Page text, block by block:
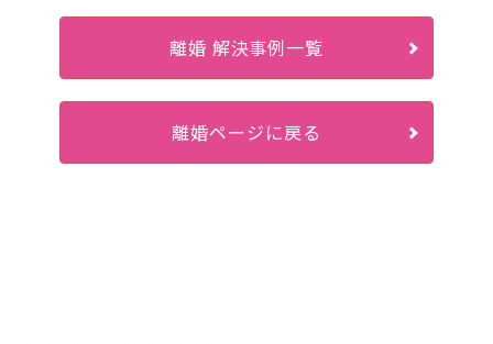
離婚 解決事例一覧
離婚ページに戻る